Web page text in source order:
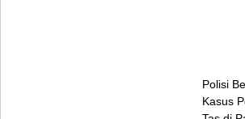
Polisi
Kasus